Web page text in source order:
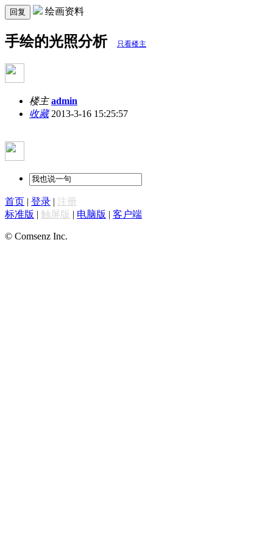
回复 绘画资料
手绘的光照分析 只看楼主
楼主 admin
收藏2013-3-16 15:25:57
首页 | 登录 | 注册
标准版 | 触屏版 | 电脑版 | 客户端
© Comsenz Inc.